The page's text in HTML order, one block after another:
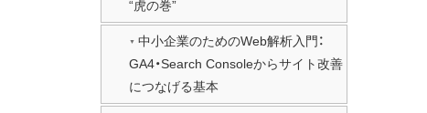
“虎の巻”
中小企業のためのWeb解析入門：
GA4・Search Consoleからサイト改善
につなげる基本